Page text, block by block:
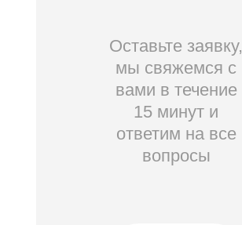
Оставьте заявку,
мы свяжемся с
вами в течение
15 минут и
ответим на все
вопросы